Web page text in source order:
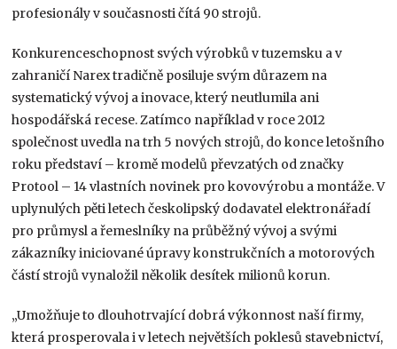
profesionály v současnosti čítá 90 strojů.
Konkurenceschopnost svých výrobků v tuzemsku a v
zahraničí Narex tradičně posiluje svým důrazem na
systematický vývoj a inovace, který neutlumila ani
hospodářská recese. Zatímco například v roce 2012
společnost uvedla na trh 5 nových strojů, do konce letošního
roku představí – kromě modelů převzatých od značky
Protool – 14 vlastních novinek pro kovovýrobu a montáže. V
uplynulých pěti letech českolipský dodavatel elektronářadí
pro průmysl a řemeslníky na průběžný vývoj a svými
zákazníky iniciované úpravy konstrukčních a motorových
částí strojů vynaložil několik desítek milionů korun.
„Umožňuje to dlouhotrvající dobrá výkonnost naší firmy,
která prosperovala i v letech největších poklesů stavebnictví,